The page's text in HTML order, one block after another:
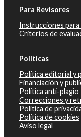
Para Revisores
Instrucciones
Criterios de
Políticas
Política editorial y
Financiación y
Política anti-plagio
Correcciones y
Política de
Política de cookies
Aviso legal